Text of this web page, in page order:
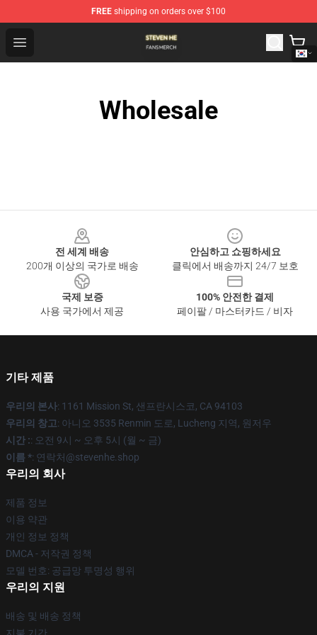
FREE shipping on orders over $100
Open menu
Steven He Shop - Official Steven He Merchandise Store
Wholesale
전 세계 배송
200개 이상의 국가로 배송
안심하고 쇼핑하세요
클릭에서 배송까지 24/7 보호
국제 보증
사용 국가에서 제공
100% 안전한 결제
페이팔 / 마스터카드 / 비자
기타 제품
우리의 본사: 1161 Mission St, 샌프란시스코, CA 94103
우리의 창고: 아니오 3535 Renmin 도로, Lucheng 지역, 원저우
시간 :: 오전 9시 ~ 오후 5시 (월 ~ 금)
이름 *: 연락처@stevenhe.shop
우리의 회사
제품 정보
이용 약관
개인 정보 정책
DMCA - 저작권 정책
모델 번호: 공급망 투명성 행위
우리의 지원
배송 및 배송 정책